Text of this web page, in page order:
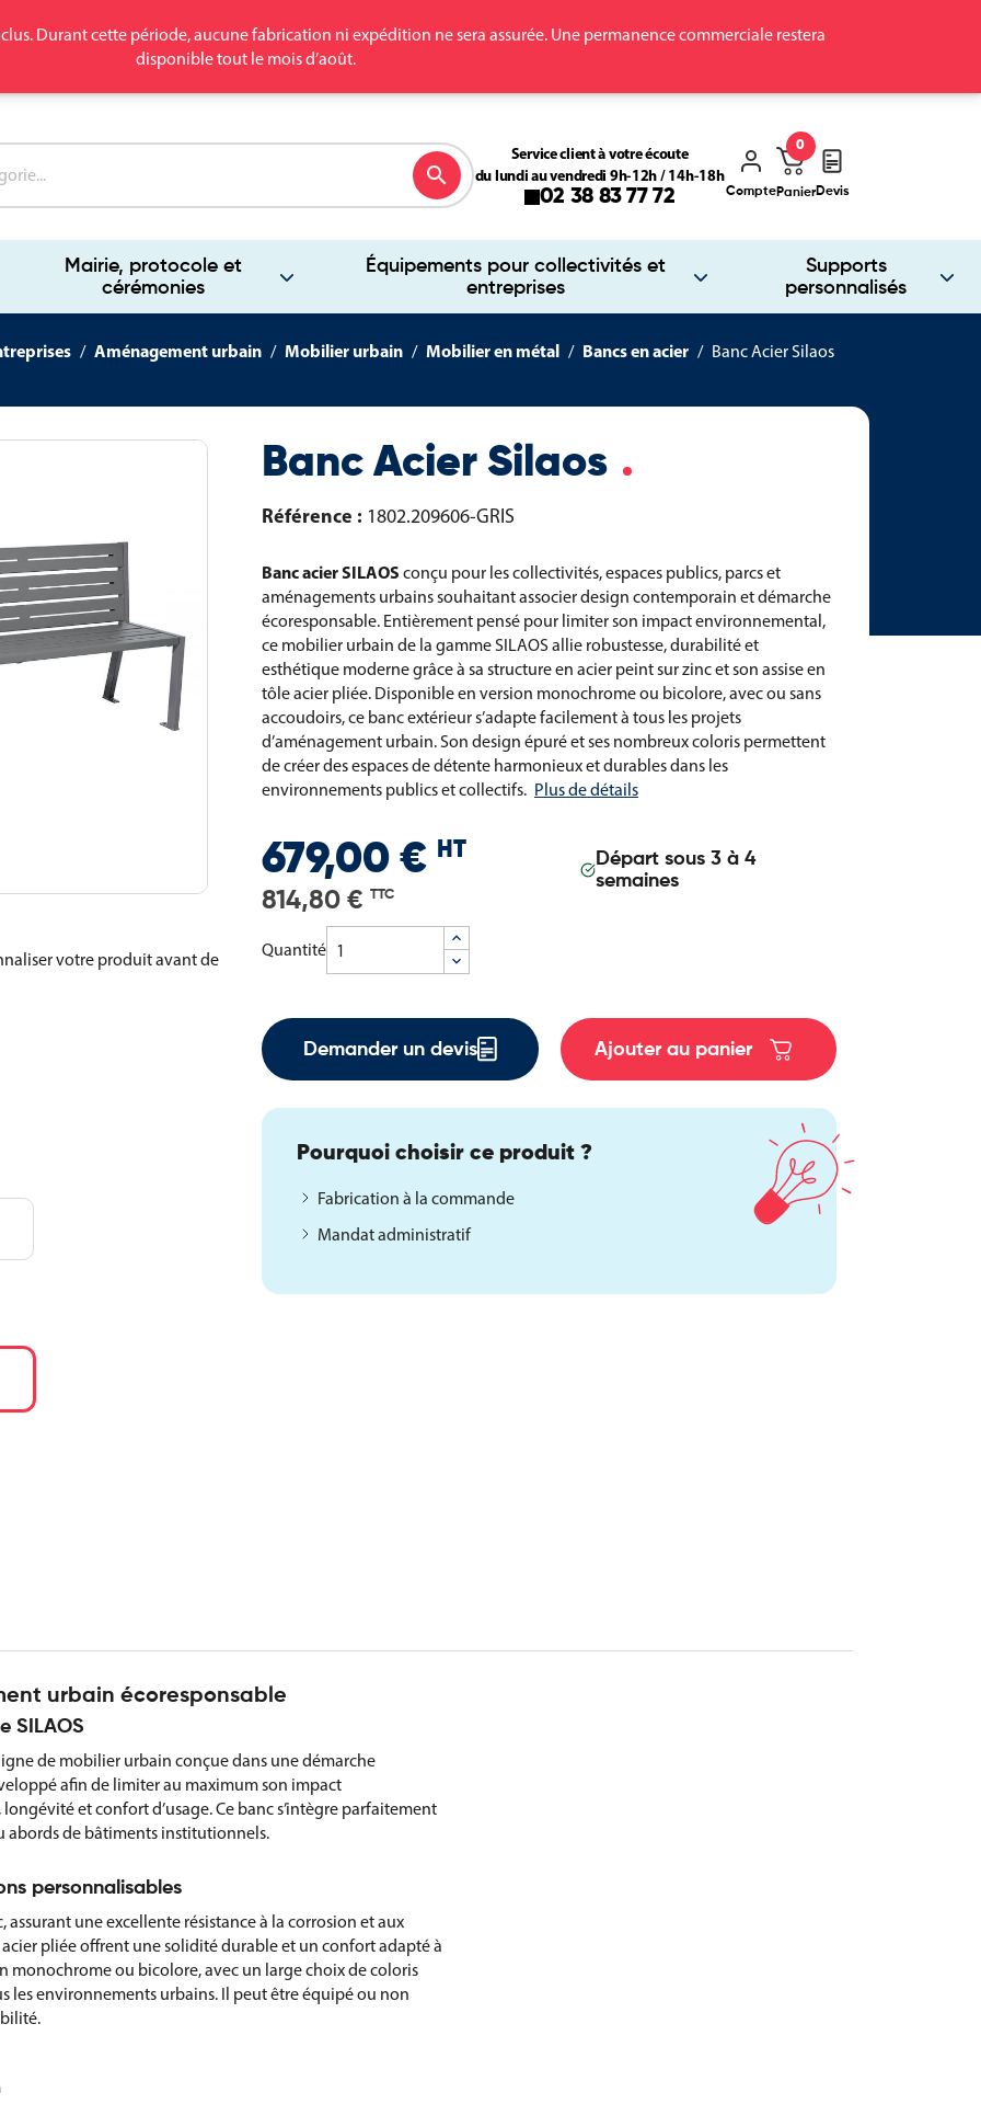
Durant cette période, aucune fabrication ni expédition ne sera assurée. Une permanence commerciale restera
disponible tout le mois d’août.
Mairie, protocole et
cérémonies
Équipements pour collectivités et
entreprises
Supports
personnalisés
search
Service client à votre écoute
du lundi au vendredi 9h-12h / 14h-18h
02 38 83 77 72 ComptePanier
0
Devis
Aménagement urbain Mobilier urbain Mobilier en métal Bancs en acier Banc Acier Silaos
votre produit avant de
Banc Acier Silaos
Référence : 1802.209606-GRIS
Banc acier SILAOS conçu pour les collectivités, espaces publics, parcs et
aménagements urbains souhaitant associer design contemporain et démarche
écoresponsable. Entièrement pensé pour limiter son impact environnemental,
ce mobilier urbain de la gamme SILAOS allie robustesse, durabilité et
esthétique moderne grâce à sa structure en acier peint sur zinc et son assise en
tôle acier pliée. Disponible en version monochrome ou bicolore, avec ou sans
accoudoirs, ce banc extérieur s’adapte facilement à tous les projets
d’aménagement urbain. Son design épuré et ses nombreux coloris permettent
de créer des espaces de détente harmonieux et durables dans les
environnements publics et collectifs. Plus de détails
679,00 € HT
814,80 € TTC
Départ sous 3 à 4
semaines
Quantité
Demander un devis Ajouter au panier
Pourquoi choisir ce produit ?
Fabrication à la commande
Mandat administratif
urbain écoresponsable
SILAOS
de mobilier urbain conçue dans une démarche
afin de limiter au maximum son impact
et confort d’usage. Ce banc s’intègre parfaitement
abords de bâtiments institutionnels.
personnalisables
une excellente résistance à la corrosion et aux
acier pliée offrent une solidité durable et un confort adapté à
monochrome ou bicolore, avec un large choix de coloris
environnements urbains. Il peut être équipé ou non